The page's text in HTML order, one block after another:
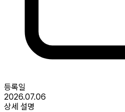
등록일
2026.07.06
상세 설명